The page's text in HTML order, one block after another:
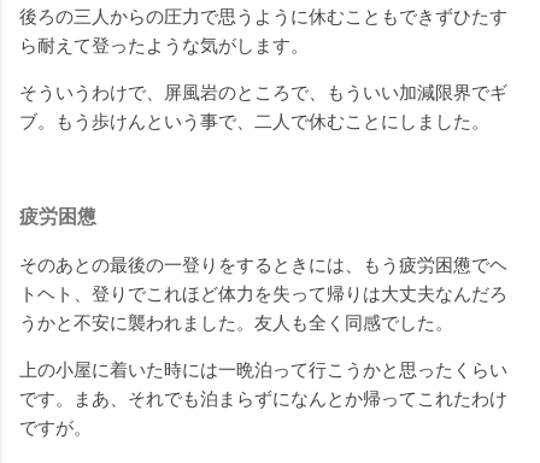
後ろの三人からの圧力で思うように休むこともできずひたす
ら耐えて登ったような気がします。
そういうわけで、屏風岩のところで、もういい加減限界でギ
ブ。もう歩けんという事で、二人で休むことにしました。
疲労困憊
そのあとの最後の一登りをするときには、もう疲労困憊でヘ
トヘト、登りでこれほど体力を失って帰りは大丈夫なんだろ
うかと不安に襲われました。友人も全く同感でした。
上の小屋に着いた時には一晩泊って行こうかと思ったくらい
です。まあ、それでも泊まらずになんとか帰ってこれたわけ
ですが。